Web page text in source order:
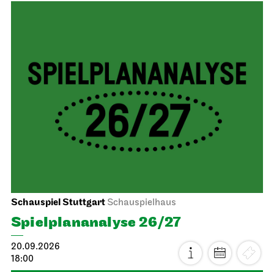
Schauspiel Stuttgart Schauspielhaus
Spiel­plan­analyse 26/27
20.09.2026
18:00